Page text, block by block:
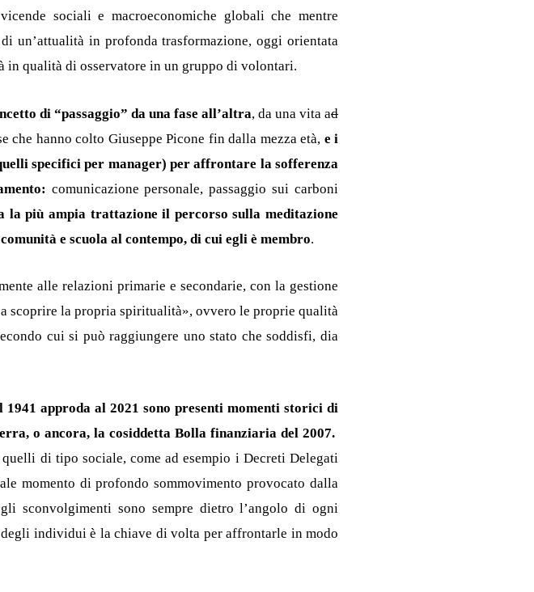
sociali e macroeconomiche globali che mentre
un’attualità in profonda trasformazione, oggi orientata
qualità di osservatore in un gruppo di volontari.
di “passaggio” da una fase all’altra, da una vita ad
hanno colto Giuseppe Picone fin dalla mezza età, e i
specifici per manager) per affrontare la sofferenza
comunicazione personale, passaggio sui carboni
più ampia trattazione il percorso sulla meditazione
e scuola al contempo, di cui egli è membro.
alle relazioni primarie e secondarie, con la gestione
scoprire la propria spiritualità», ovvero le proprie qualità
cui si può raggiungere uno stato che soddisfi, dia
1941 approda al 2021 sono presenti momenti storici di
o ancora, la cosiddetta Bolla finanziaria del 2007.
di tipo sociale, come ad esempio i Decreti Delegati
momento di profondo sommovimento provocato dalla
sconvolgimenti sono sempre dietro l’angolo di ogni
individui è la chiave di volta per affrontarle in modo